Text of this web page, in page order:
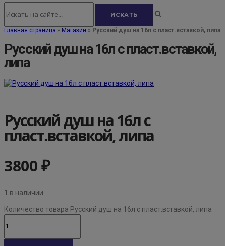
Главная страница » Магазин » Русский душ на 16л с пласт.вставкой, липа
Русский душ на 16л с пласт.вставкой,
липа
Русский душ на 16л с
пласт.вставкой, липа
3800₽
1 в наличии
Количество товара Русский душ на 16л с пласт.вставкой, липа